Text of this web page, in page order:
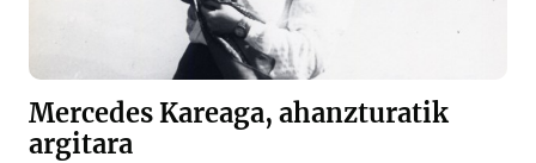
Mercedes Kareaga, ahanzturatik
argitara